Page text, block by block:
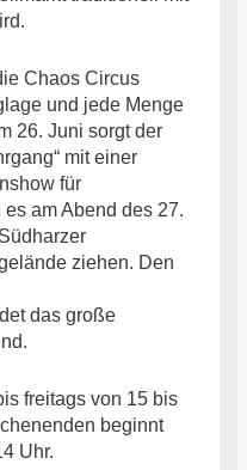
Chaos Circus
und jede Menge
26. Juni sorgt der
mit einer
für
am Abend des 27.
ziehen. Den
das große
freitags von 15 bis
beginnt
Uhr.